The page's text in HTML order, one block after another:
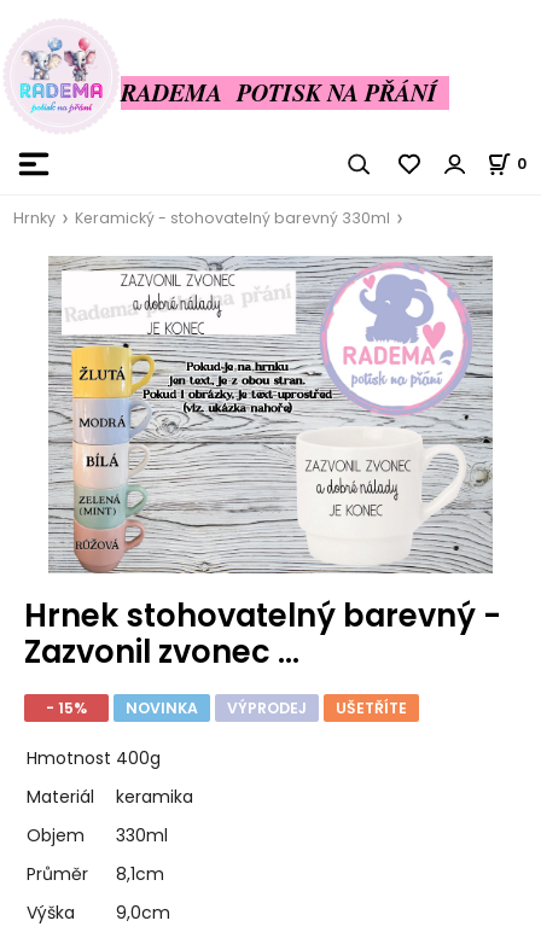
RADEMA POTISK NA PŘÁNÍ
0
Hrnky Keramický - stohovatelný barevný 330ml
Hrnek stohovatelný barevný -
Zazvonil zvonec ...
- 15% NOVINKA VÝPRODEJ UŠETŘÍTE
Hmotnost 400g
Materiál
keramika
Objem
330ml
Průměr
8,1cm
Výška
9,0cm